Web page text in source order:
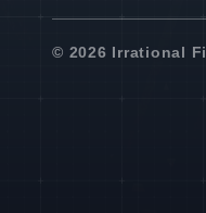
© 2026 Irrational